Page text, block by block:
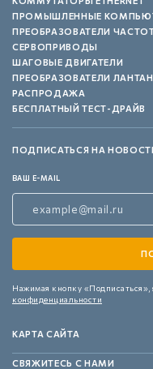
ПРОМЫШЛЕННЫЕ
ПРЕОБРАЗОВАТЕЛИ
СЕРВОПРИВОДЫ
ШАГОВЫЕ ДВИГАТЕЛИ
ПРЕОБРАЗОВАТЕЛИ ЛАНТАН
РАСПРОДАЖА
БЕСПЛАТНЫЙ ТЕСТ-ДРАЙВ
ПОДПИСАТЬСЯ НА
ВАШ E-MAIL
Нажимая кнопку «Подписаться»,
конфиденциальности
КАРТА САЙТА
СВЯЖИТЕСЬ С НАМИ